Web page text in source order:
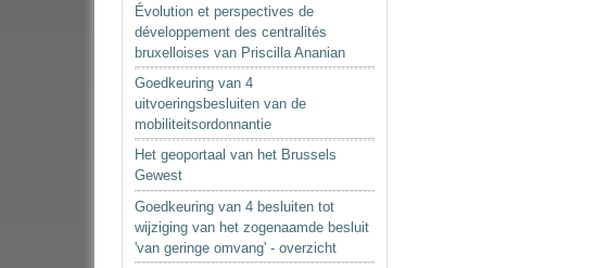
Évolution et perspectives de
développement des centralités
bruxelloises van Priscilla Ananian
Goedkeuring van 4
uitvoeringsbesluiten van de
mobiliteitsordonnantie
Het geoportaal van het Brussels
Gewest
Goedkeuring van 4 besluiten tot
wijziging van het zogenaamde besluit
'van geringe omvang' - overzicht